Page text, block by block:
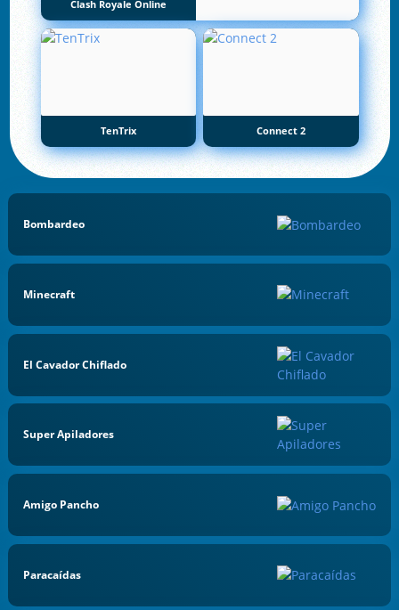
Clash Royale Online
TenTrix Connect 2
Bombardeo
Minecraft
El Cavador Chiflado
Super Apiladores
Amigo Pancho
Paracaídas